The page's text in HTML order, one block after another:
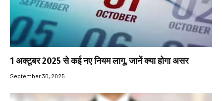
1 अक्टूबर 2025 से कई नए नियम लागू, जानें क्या होगा असर
September 30, 2025